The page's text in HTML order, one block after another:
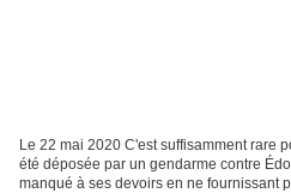
Le 22 mai 2020 C'est suffisamment rare
été déposée par un gendarme contre
manqué à ses devoirs en ne fournissant